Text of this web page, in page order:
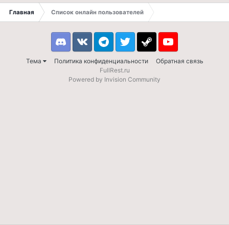
Главная Список онлайн пользователей
Тема Политика конфиденциальности Обратная связь
DiscordVK TelegramTwitter Steam Youtube
FullRest.ru
Powered by Invision Community